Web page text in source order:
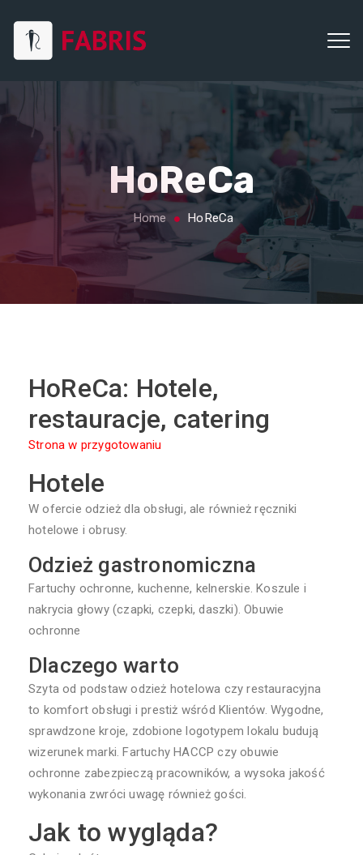
HoReCa
Home HoReCa
HoReCa: Hotele,
restauracje, catering
Strona w przygotowaniu
Hotele
W ofercie odzież dla obsługi, ale również ręczniki
hotelowe i obrusy.
Odzież gastronomiczna
Fartuchy ochronne, kuchenne, kelnerskie. Koszule i
nakrycia głowy (czapki, czepki, daszki). Obuwie
ochronne
Dlaczego warto
Szyta od podstaw odzież hotelowa czy restauracyjna
to komfort obsługi i prestiż wśród Klientów. Wygodne,
sprawdzone kroje, zdobione logotypem lokalu budują
wizerunek marki. Fartuchy HACCP czy obuwie
ochronne zabezpieczą pracowników, a wysoka jakość
wykonania zwróci uwagę również gości.
Jak to wygląda?